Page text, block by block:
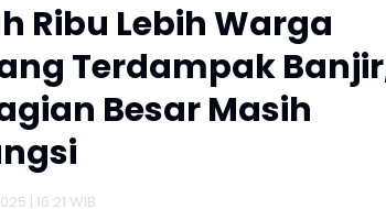
Ribu Lebih Warga
Terdampak
Besar Masih
| 16:21 WIB